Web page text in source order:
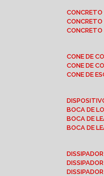
CONE DE
CONE DE
CONE DE
BOCA DE
BOCA DE
BOCA DE